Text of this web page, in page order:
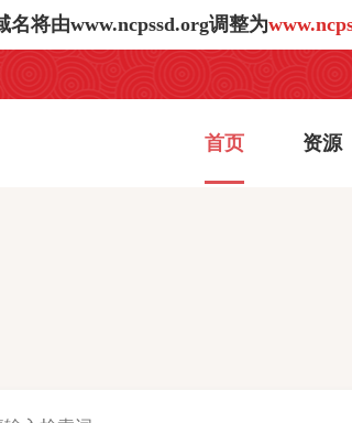
将由www.ncpssd.org调整为
首页 资源